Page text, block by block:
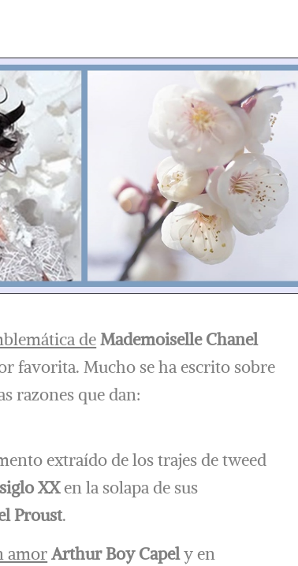
deMademoiselle Chanel
favorita. Mucho se ha escrito sobre
razones que dan:
extraído de los trajes de tweed
siglo XXen la solapa de sus
Proust.
amorArthur Boy Capely en